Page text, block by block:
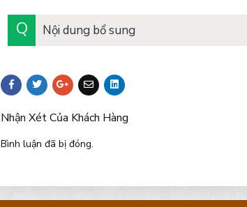
Nội dung bổ sung
Nhận Xét Của Khách Hàng
Bình luận đã bị đóng.